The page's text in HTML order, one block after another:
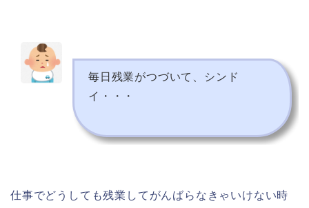
毎日残業がつづいて、シンド
イ・・・
仕事でどうしても残業してがんばらなきゃいけない時